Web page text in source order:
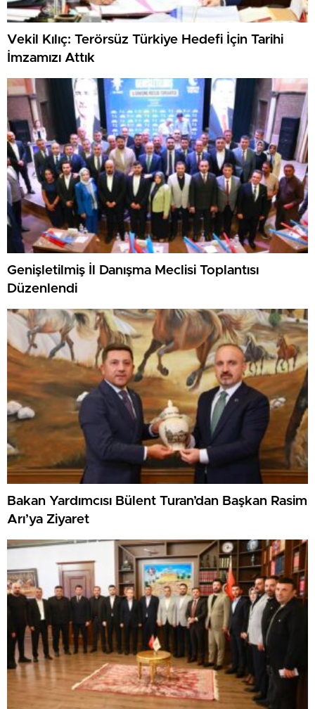
Vekil Kılıç: Terörsüz Türkiye Hedefi İçin Tarihi
İmzamızı Attık
Genişletilmiş İl Danışma Meclisi Toplantısı
Düzenlendi
Bakan Yardımcısı Bülent Turan’dan Başkan Rasim
Arı’ya Ziyaret